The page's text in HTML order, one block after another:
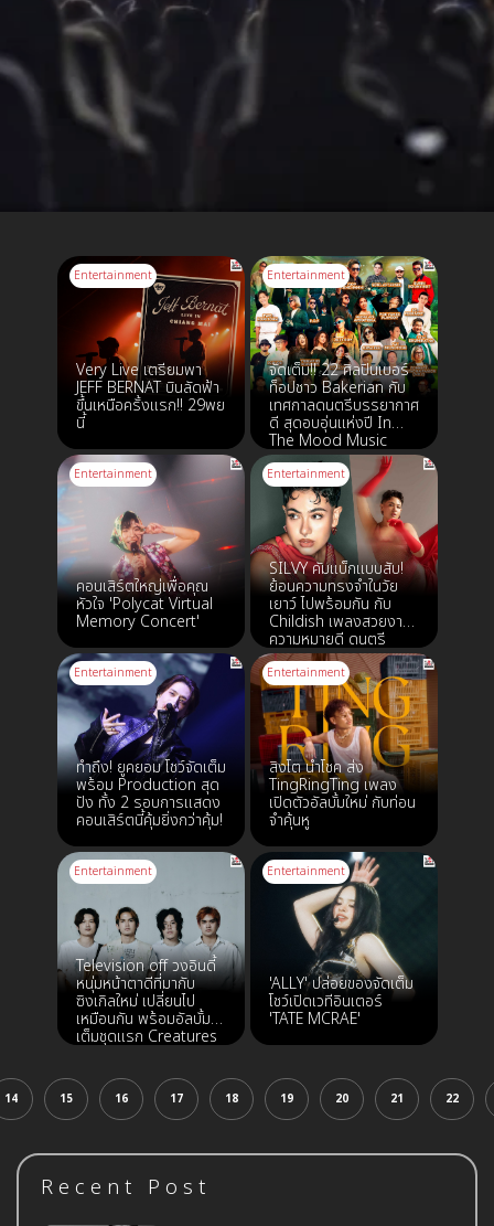
Entertainment
Very Live เตรียมพา
JEFF BERNAT บินลัดฟ้า
ขึ้นเหนือครั้งแรก!! 29พย
นี้
Entertainment
จัดเต็ม!! 22 ศิลปินเบอร์
ท็อปชาว Bakerian กับ
เทศกาลดนตรีบรรยากาศ
ดี สุดอบอุ่นแห่งปี In
The Mood Music
Fest For The
Bakerian จองบัตรแล้ว
วันนี้! ที่ ไทยทิคเก็ต
เมเจอร์ ทุกสาขา
Entertainment
คอนเสิร์ตใหญ่เพื่อคุณ
หัวใจ 'Polycat Virtual
Memory Concert'
Entertainment
SILVY คัมแบ็กแบบสับ!
ย้อนความทรงจำในวัย
เยาว์ ไปพร้อมกัน กับ
Childish เพลงสวยงาม
ความหมายดี ดนตรี
อบอุ่น
Entertainment
ทำถึง! ยูคยอม โชว์จัดเต็ม
พร้อม Production สุด
ปัง ทั้ง 2 รอบการแสดง
คอนเสิร์ตนี้คุ้มยิ่งกว่าคุ้ม!
Entertainment
สิงโต นำโชค ส่ง
TingRingTing เพลง
เปิดตัวอัลบั้มใหม่ กับท่อน
จำคุ้นหู
Entertainment
Television off วงอินดี้
หนุ่มหน้าตาดีที่มากับ
ซิงเกิลใหม่ เปลี่ยนไป
เหมือนกัน พร้อมอัลบั้ม
เต็มชุดแรก Creatures
Entertainment
'ALLY' ปล่อยของจัดเต็ม
โชว์เปิดเวทีอินเตอร์
'TATE MCRAE'
14 15 16 17 18 19 20 21 22
Recent Post